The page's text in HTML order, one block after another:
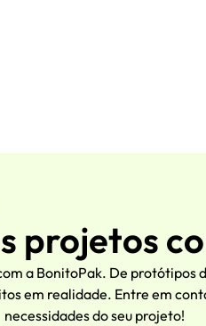
projetos
a BonitoPak. De protótipos
em realidade. Entre em
necessidades do seu projeto!